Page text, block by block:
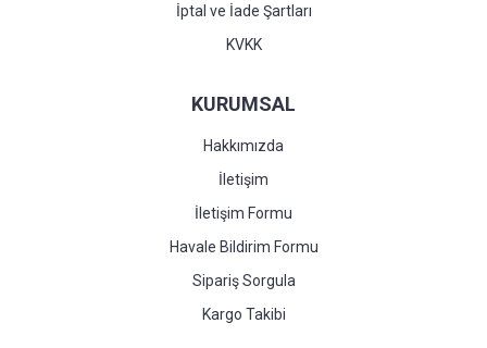
İptal ve İade Şartları
KVKK
KURUMSAL
Hakkımızda
İletişim
İletişim Formu
Havale Bildirim Formu
Sipariş Sorgula
Kargo Takibi